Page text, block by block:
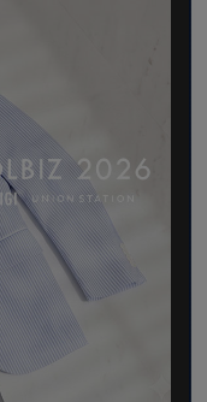
の環境により、製品
います。
仕様が変更になる場
おりますが、若干の